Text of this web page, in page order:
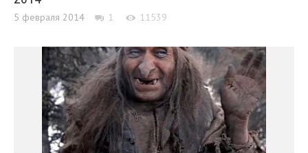
5 февраля 2014 1 11539